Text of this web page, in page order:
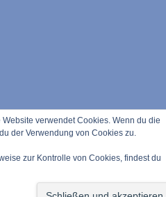
verwendet Cookies. Wenn du die
der Verwendung von Cookies zu.
zur Kontrolle von Cookies, findest du